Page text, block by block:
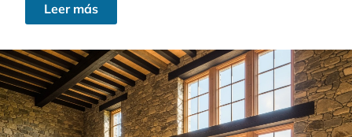
Leer más